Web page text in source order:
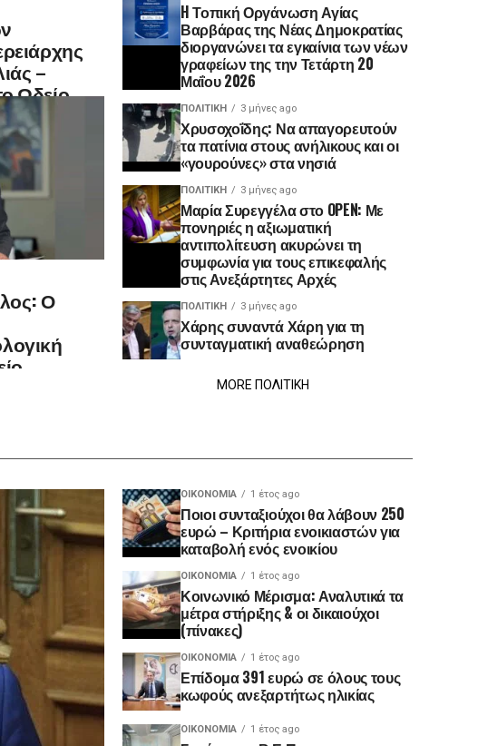
–
Ωδείο
Ο
H Τοπική Οργάνωση Αγίας
Βαρβάρας της Νέας Δημοκρατίας
διοργανώνει τα εγκαίνια των νέων
γραφείων της την Τετάρτη 20
Μαΐου 2026
ΠΟΛΙΤΙΚΉ 3 μήνες ago
Χρυσοχοΐδης: Να απαγορευτούν
τα πατίνια στους ανήλικους και οι
«γουρούνες» στα νησιά
ΠΟΛΙΤΙΚΉ 3 μήνες ago
Μαρία Συρεγγέλα στο OPEN: Με
πονηριές η αξιωματική
αντιπολίτευση ακυρώνει τη
συμφωνία για τους επικεφαλής
στις Ανεξάρτητες Αρχές
ΠΟΛΙΤΙΚΉ 3 μήνες ago
Χάρης συναντά Χάρη για τη
συνταγματική αναθεώρηση
MORE ΠΟΛΙΤΙΚΗ
ΟΙΚΟΝΟΜΊΑ 1 έτος ago
Ποιοι συνταξιούχοι θα λάβουν 250
ευρώ – Κριτήρια ενοικιαστών για
καταβολή ενός ενοικίου
ΟΙΚΟΝΟΜΊΑ 1 έτος ago
Κοινωνικό Μέρισμα: Αναλυτικά τα
μέτρα στήριξης & οι δικαιούχοι
(πίνακες)
ΟΙΚΟΝΟΜΊΑ 1 έτος ago
Επίδομα 391 ευρώ σε όλους τους
κωφούς ανεξαρτήτως ηλικίας
ΟΙΚΟΝΟΜΊΑ 1 έτος ago